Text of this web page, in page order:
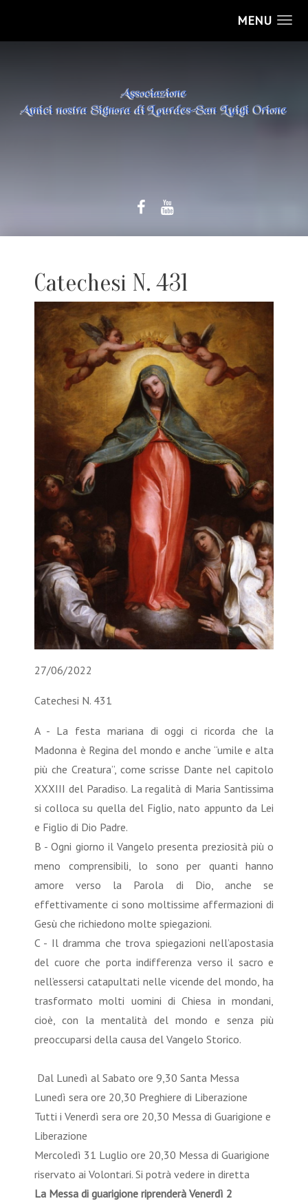
MENU
Catechesi N. 431
27/06/2022
Catechesi N. 431
A - La festa mariana di oggi ci ricorda che la
Madonna è Regina del mondo e anche “umile e alta
più che Creatura”, come scrisse Dante nel capitolo
XXXIII del Paradiso. La regalità di Maria Santissima
si colloca su quella del Figlio, nato appunto da Lei
e Figlio di Dio Padre.
B - Ogni giorno il Vangelo presenta preziosità più o
meno comprensibili, lo sono per quanti hanno
amore verso la Parola di Dio, anche se
effettivamente ci sono moltissime affermazioni di
Gesù che richiedono molte spiegazioni.
C - Il dramma che trova spiegazioni nell’apostasia
del cuore che porta indifferenza verso il sacro e
nell’essersi catapultati nelle vicende del mondo, ha
trasformato molti uomini di Chiesa in mondani,
cioè, con la mentalità del mondo e senza più
preoccuparsi della causa del Vangelo Storico.
Dal Lunedì al Sabato ore 9,30 Santa Messa
Lunedì sera ore 20,30 Preghiere di Liberazione
Tutti i Venerdì sera ore 20,30 Messa di Guarigione e
Liberazione
Mercoledì 31 Luglio ore 20,30 Messa di Guarigione
riservato ai Volontari. Si potrà vedere in diretta
La Messa di guarigione riprenderà Venerdì 2